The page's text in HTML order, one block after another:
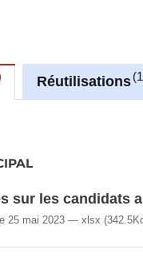
Réutilisations 1
sur les candidats
25 mai 2023 xlsx